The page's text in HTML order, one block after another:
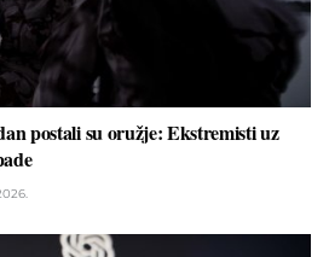
postali su oružje: Ekstremisti uz